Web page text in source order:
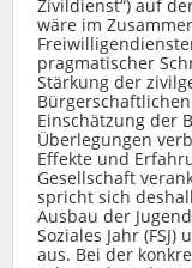
Zivildienst“) auf
wäre im
pragmatischer
Stärkung der
Einschätzung der
Überlegungen
Effekte und
Gesellschaft
spricht sich
Ausbau der
Soziales Jahr (FSJ)
aus. Bei der